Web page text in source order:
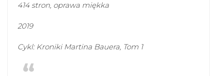
414 stron, oprawa miękka
2019
Cykl: Kroniki Martina Bauera, Tom 1